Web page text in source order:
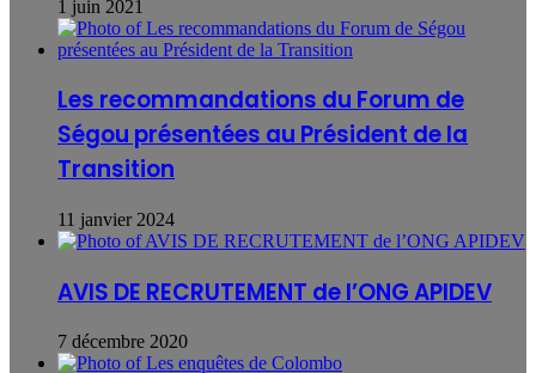
1 juin 2021
Les recommandations du Forum de
Ségou présentées au Président de la
Transition
11 janvier 2024
AVIS DE RECRUTEMENT de l’ONG APIDEV
7 décembre 2020